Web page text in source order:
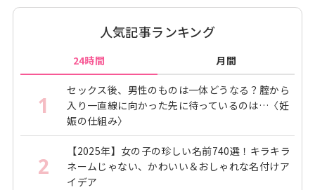
人気記事ランキング
24時間 月間
1
セックス後、男性のものは一体どうなる？腟から
入り一直線に向かった先に待っているのは…〈妊
娠の仕組み〉
2
【2025年】女の子の珍しい名前740選！キラキラ
ネームじゃない、かわいい＆おしゃれな名付けア
イデア